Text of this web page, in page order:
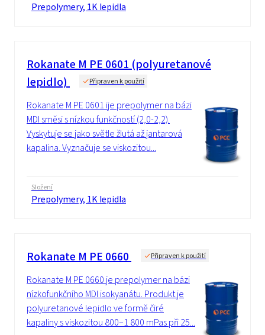
Prepolymery, 1K lepidla
Rokanate M PE 0601 (polyuretanové
lepidlo)
Připraven k použití
Rokanate M PE 0601 ije prepolymer na bázi
MDI směsi s nízkou funkčností (2,0-2,2).
Vyskytuje se jako světle žlutá až jantarová
kapalina. Vyznačuje se viskozitou...
Složení
Prepolymery, 1K lepidla
Rokanate M PE 0660 Připraven k použití
Rokanate M PE 0660 je prepolymer na bázi
nízkofunkčního MDI isokyanátu. Produkt je
polyuretanové lepidlo ve formě čiré
kapaliny s viskozitou 800–1 800 mPas při 25...